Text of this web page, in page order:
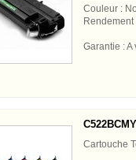
Couleur :
Garantie : A
Cartouche